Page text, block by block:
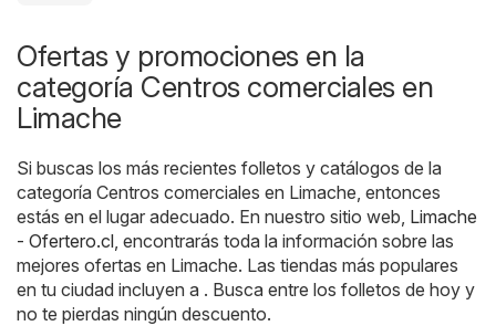
Ofertas y promociones en la
categoría Centros comerciales en
Limache
Si buscas los más recientes folletos y catálogos de la
categoría Centros comerciales en Limache, entonces
estás en el lugar adecuado. En nuestro sitio web, Limache
- Ofertero.cl , encontrarás toda la información sobre las
mejores ofertas en Limache. Las tiendas más populares
en tu ciudad incluyen a . Busca entre los folletos de hoy y
no te pierdas ningún descuento.